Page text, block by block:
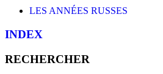
LES ANNÉES RUSSES
INDEX
RECHERCHER